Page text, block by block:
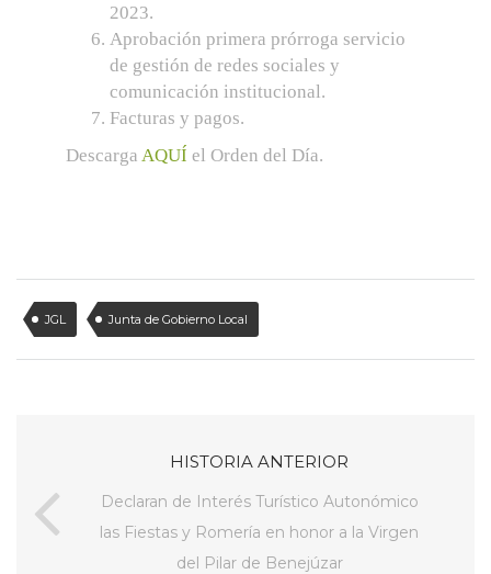
2023.
Aprobación primera prórroga servicio
de gestión de redes sociales y
comunicación institucional.
Facturas y pagos.
Descarga AQUÍ el Orden del Día.
JGL Junta de Gobierno Local
HISTORIA ANTERIOR
Declaran de Interés Turístico Autonómico
las Fiestas y Romería en honor a la Virgen
del Pilar de Benejúzar